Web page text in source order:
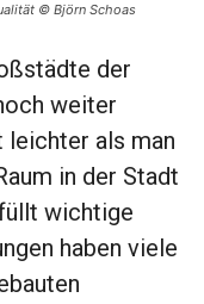
© Björn Schoas
der
weiter
leichter als man
in der Stadt
wichtige
haben viele